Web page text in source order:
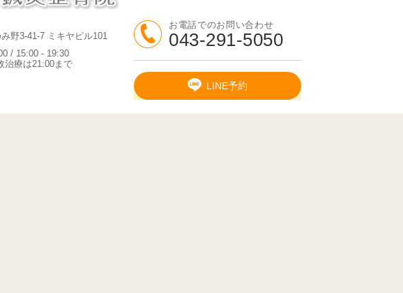
お電話でのお問い合わせ
043-291-5050
LINE予約
野3-41-7 ミキヤビル101
/ 15:00 - 19:30
治療は21:00まで